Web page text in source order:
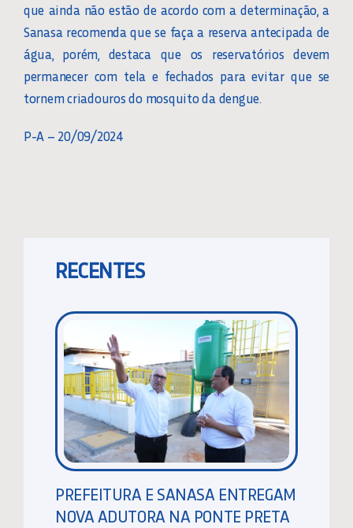
que ainda não estão de acordo com a determinação, a
Sanasa recomenda que se faça a reserva antecipada de
água, porém, destaca que os reservatórios devem
permanecer com tela e fechados para evitar que se
tornem criadouros do mosquito da dengue.
P-A – 20/09/2024
RECENTES
PREFEITURA E SANASA ENTREGAM
NOVA ADUTORA NA PONTE PRETA